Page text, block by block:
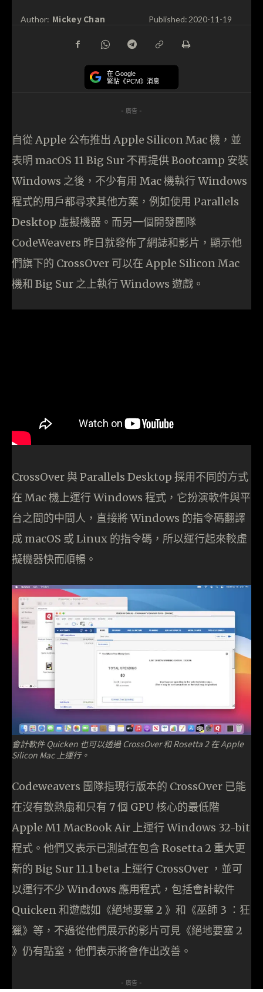
Author: Mickey Chan Published: 2020-11-19
在 Google
緊貼《PCM》消息
- 廣告 -
自從 Apple 公布推出 Apple Silicon Mac 機，並
表明 macOS 11 Big Sur 不再提供 Bootcamp 安裝
Windows 之後，不少有用 Mac 機執行 Windows
程式的用戶都尋求其他方案，例如使用 Parallels
Desktop 虛擬機器。而另一個開發團隊
CodeWeavers 昨日就發佈了網誌和影片，顯示他
們旗下的 CrossOver 可以在 Apple Silicon Mac
機和 Big Sur 之上執行 Windows 遊戲。
CrossOver 與 Parallels Desktop 採用不同的方式
在 Mac 機上運行 Windows 程式，它扮演軟件與平
台之間的中間人，直接將 Windows 的指令碼翻譯
成 macOS 或 Linux 的指令碼，所以運行起來較虛
擬機器快而順暢。
會計軟件 Quicken 也可以透過 CrossOver 和 Rosetta 2 在 Apple
Silicon Mac 上運行。
Codeweavers 團隊指現行版本的 CrossOver 已能
在沒有散熱扇和只有 7 個 GPU 核心的最低階
Apple M1 MacBook Air 上運行 Windows 32-bit
程式。他們又表示已測試在包含 Rosetta 2 重大更
新的 Big Sur 11.1 beta 上運行 CrossOver ，並可
以運行不少 Windows 應用程式，包括會計軟件
Quicken 和遊戲如《絕地要塞 2 》和《巫師 3 ：狂
獵》等，不過從他們展示的影片可見《絕地要塞 2
》仍有點窒，他們表示將會作出改善。
- 廣告 -